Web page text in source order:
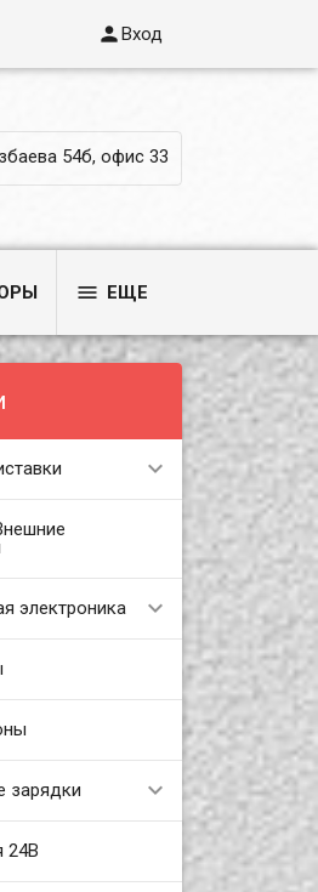
Вход
54б, офис 33
 ЕЩЕ
электроника
зарядки
24В